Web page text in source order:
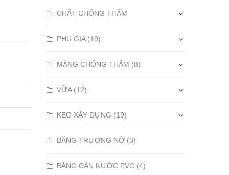
CHẤT CHỐNG THẤM
PHỤ GIA (19)
MÀNG CHỐNG THẤM (8)
VỮA (12)
KEO XÂY DỰNG (19)
BĂNG TRƯƠNG NỞ (3)
BĂNG CẢN NƯỚC PVC (4)